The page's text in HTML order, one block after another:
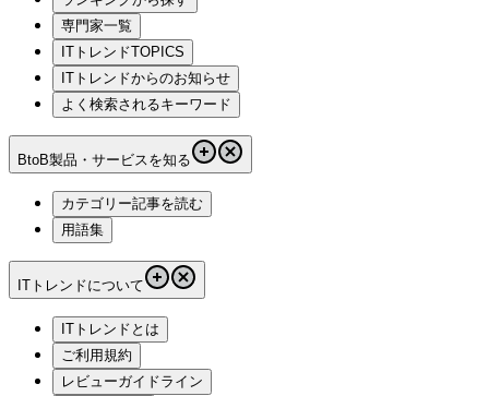
専門家一覧
ITトレンドTOPICS
ITトレンドからのお知らせ
よく検索されるキーワード
BtoB製品・サービスを知る
カテゴリー記事を読む
用語集
ITトレンドについて
ITトレンドとは
ご利用規約
レビューガイドライン